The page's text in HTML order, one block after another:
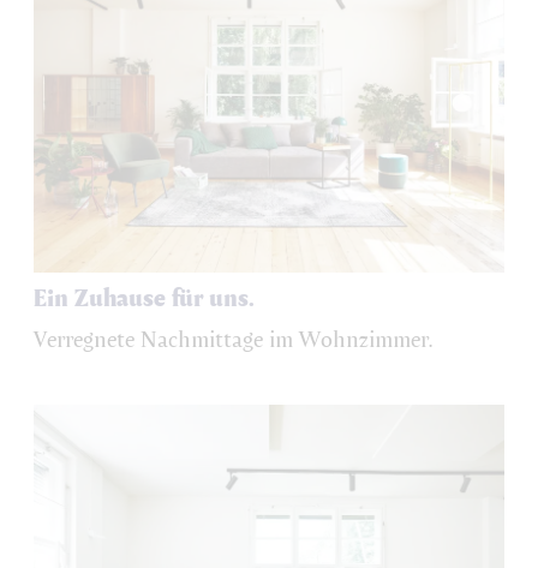
Ein Zuhause für uns.
Verregnete Nachmittage im Wohnzimmer.